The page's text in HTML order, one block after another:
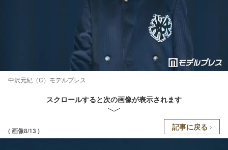
中沢元紀（C）モデルプレス
スクロールすると次の画像が表示されます
( 画像8/13 ) 記事に戻る